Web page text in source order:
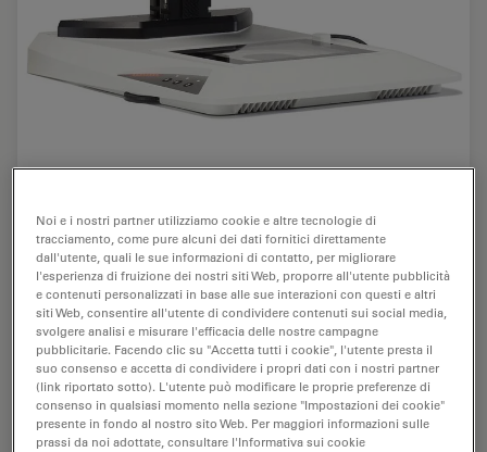
Noi e i nostri partner utilizziamo cookie e altre tecnologie di
tracciamento, come pure alcuni dei dati fornitici direttamente
dall'utente, quali le sue informazioni di contatto, per migliorare
l'esperienza di fruizione dei nostri siti Web, proporre all'utente pubblicità
e contenuti personalizzati in base alle sue interazioni con questi e altri
siti Web, consentire all'utente di condividere contenuti sui social media,
svolgere analisi e misurare l'efficacia delle nostre campagne
pubblicitarie. Facendo clic su "Accetta tutti i cookie", l'utente presta il
suo consenso e accetta di condividere i propri dati con i nostri partner
(link riportato sotto). L'utente può modificare le proprie preferenze di
consenso in qualsiasi momento nella sezione "Impostazioni dei cookie"
presente in fondo al nostro sito Web. Per maggiori informazioni sulle
prassi da noi adottate, consultare l'Informativa sui cookie